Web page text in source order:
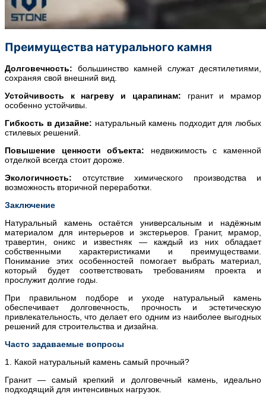
Преимущества натурального камня
Долговечность: большинство камней служат десятилетиями,
сохраняя свой внешний вид.
Устойчивость к нагреву и царапинам: гранит и мрамор
особенно устойчивы.
Гибкость в дизайне: натуральный камень подходит для любых
стилевых решений.
Повышение ценности объекта: недвижимость с каменной
отделкой всегда стоит дороже.
Экологичность: отсутствие химического производства и
возможность вторичной переработки.
Заключение
Натуральный камень остаётся универсальным и надёжным
материалом для интерьеров и экстерьеров. Гранит, мрамор,
травертин, оникс и известняк — каждый из них обладает
собственными характеристиками и преимуществами.
Понимание этих особенностей помогает выбрать материал,
который будет соответствовать требованиям проекта и
прослужит долгие годы.
При правильном подборе и уходе натуральный камень
обеспечивает долговечность, прочность и эстетическую
привлекательность, что делает его одним из наиболее выгодных
решений для строительства и дизайна.
Часто задаваемые вопросы
1. Какой натуральный камень самый прочный?
Гранит — самый крепкий и долговечный камень, идеально
подходящий для интенсивных нагрузок.